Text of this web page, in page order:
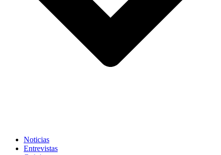
Noticias
Entrevistas